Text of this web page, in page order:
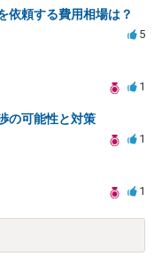
依頼する費用相場は？
5
1
の可能性と対策
1
1